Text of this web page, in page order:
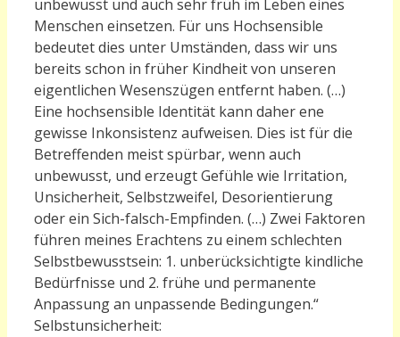
unbewusst und auch sehr früh im Leben eines
Menschen einsetzen. Für uns Hochsensible
bedeutet dies unter Umständen, dass wir uns
bereits schon in früher Kindheit von unseren
eigentlichen Wesenszügen entfernt haben. (…)
Eine hochsensible Identität kann daher ene
gewisse Inkonsistenz aufweisen. Dies ist für die
Betreffenden meist spürbar, wenn auch
unbewusst, und erzeugt Gefühle wie Irritation,
Unsicherheit, Selbstzweifel, Desorientierung
oder ein Sich-falsch-Empfinden. (…) Zwei Faktoren
führen meines Erachtens zu einem schlechten
Selbstbewusstsein: 1. unberücksichtigte kindliche
Bedürfnisse und 2. frühe und permanente
Anpassung an unpassende Bedingungen.“
Selbstunsicherheit: